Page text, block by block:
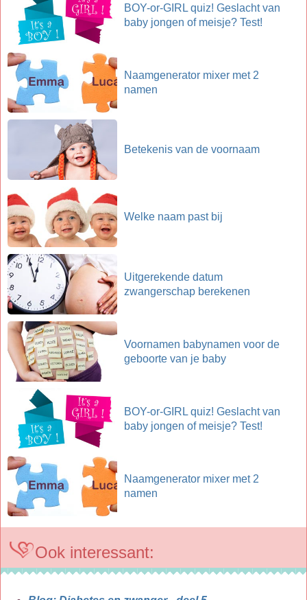
BOY-or-GIRL quiz! Geslacht van
baby jongen of meisje? Test!
Naamgenerator mixer met 2
namen
Betekenis van de voornaam
Welke naam past bij
Uitgerekende datum
zwangerschap berekenen
Voornamen babynamen voor de
geboorte van je baby
BOY-or-GIRL quiz! Geslacht van
baby jongen of meisje? Test!
Naamgenerator mixer met 2
namen
Ook interessant: